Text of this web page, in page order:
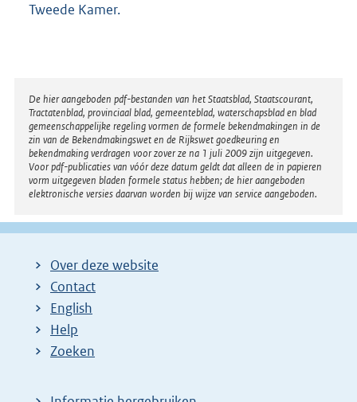
Tweede Kamer.
Disclaimer
De hier aangeboden pdf-bestanden van het Staatsblad, Staatscourant,
Tractatenblad, provinciaal blad, gemeenteblad, waterschapsblad en blad
gemeenschappelijke regeling vormen de formele bekendmakingen in de
zin van de Bekendmakingswet en de Rijkswet goedkeuring en
bekendmaking verdragen voor zover ze na 1 juli 2009 zijn uitgegeven.
Voor pdf-publicaties van vóór deze datum geldt dat alleen de in papieren
vorm uitgegeven bladen formele status hebben; de hier aangeboden
elektronische versies daarvan worden bij wijze van service aangeboden.
Over deze website
Contact
English
Help
Zoeken